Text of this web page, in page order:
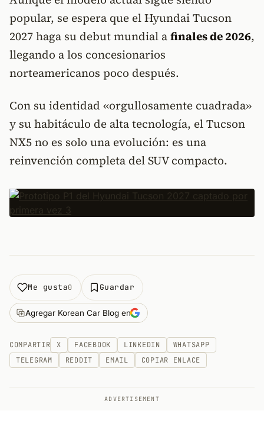
popular, se espera que el Hyundai Tucson
2027 haga su debut mundial afinales de 2026,
llegando a los concesionarios
norteamericanos poco después.
Con su identidad «orgullosamente cuadrada»
y su habitáculo de alta tecnología, el Tucson
NX5 no es solo una evolución: es una
reinvención completa del SUV compacto.
Me gusta0 Guardar
Agregar Korean Car Blog en
COMPARTIR X FACEBOOK LINKEDIN
WHATSAPP
TELEGRAM
REDDIT EMAIL COPIAR ENLACE
ADVERTISEMENT